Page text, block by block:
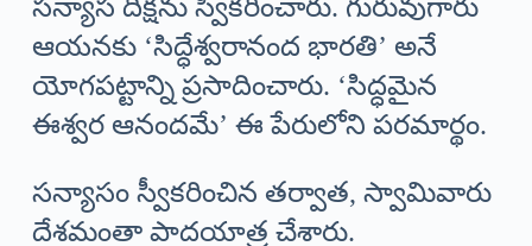
సన్యాస దీక్షను స్వీకరించారు. గురువుగారు
ఆయనకు ‘సిద్ధేశ్వరానంద భారతి’ అనే
యోగపట్టాన్ని ప్రసాదించారు. ‘సిద్ధమైన
ఈశ్వర ఆనందమే’ ఈ పేరులోని పరమార్థం.
సన్యాసం స్వీకరించిన తర్వాత, స్వామివారు
దేశమంతా పాదయాత్ర చేశారు.